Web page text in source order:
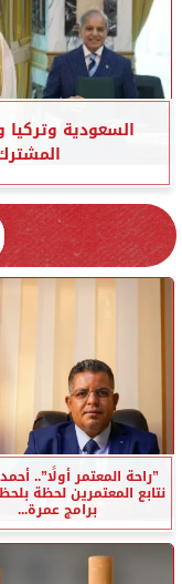
السعودية وتركيا
”راحة المعتمر أولًا”..
نتابع المعتمرين لحظة
برامج عمرة...